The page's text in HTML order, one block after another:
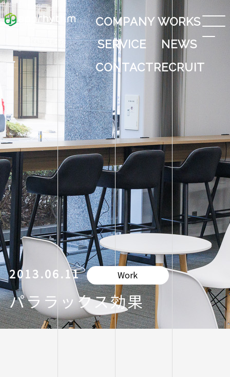
COMPANYWORKS
SERVICE
NEWS
CONTACTRECRUIT
2013.06.11 Work
パララックス効果